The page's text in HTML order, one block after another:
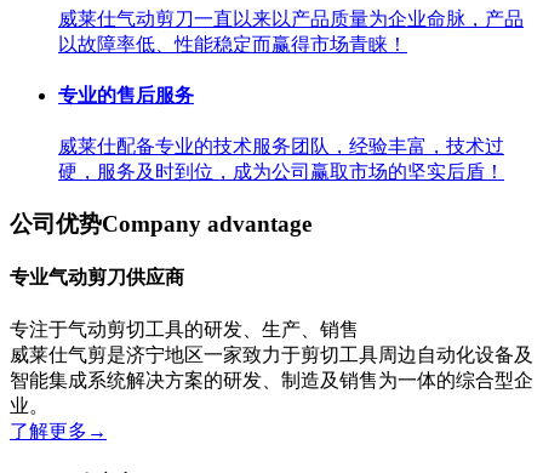
威莱仕气动剪刀一直以来以产品质量为企业命脉，产品
以故障率低、性能稳定而赢得市场青睐！
专业的售后服务
威莱仕配备专业的技术服务团队，经验丰富，技术过
硬，服务及时到位，成为公司赢取市场的坚实后盾！
公司优势Company advantage
专业气动剪刀供应商
专注于气动剪切工具的研发、生产、销售
威莱仕气剪是济宁地区一家致力于剪切工具周边自动化设备及
智能集成系统解决方案的研发、制造及销售为一体的综合型企
业。
了解更多 →